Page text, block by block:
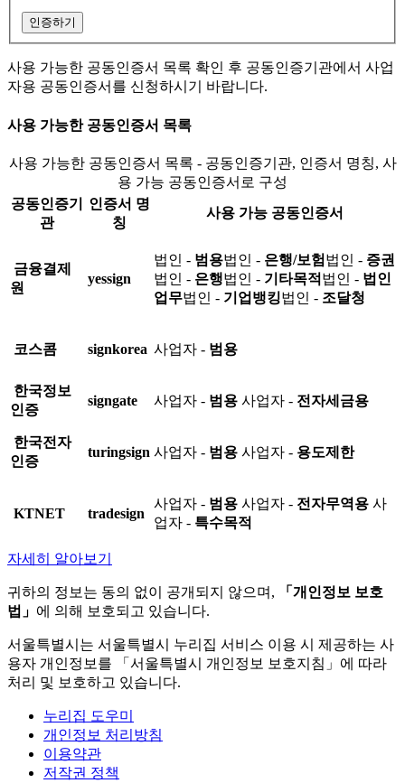
인증하기
사용 가능한 공동인증서 목록 확인 후 공동인증기관에서 사업
자용 공동인증서를 신청하시기 바랍니다.
사용 가능한 공동인증서 목록
사용 가능한 공동인증서 목록 - 공동인증기관, 인증서 명칭, 사
용 가능 공동인증서로 구성
공동인증기
관
인증서 명
칭
사용 가능 공동인증서
금융결제
원
yessign
법인 - 범용법인 - 은행/보험 법인 - 증권
법인 - 은행법인 - 기타목적 법인 - 법인
업무법인 - 기업뱅킹법인 - 조달청
코스콤 signkorea 사업자 - 범용
한국정보
인증
signgate 사업자 - 범용 사업자 - 전자세금용
한국전자
인증
turingsign 사업자 - 범용 사업자 - 용도제한
KTNET tradesign
사업자 - 범용 사업자 - 전자무역용 사
업자 - 특수목적
자세히 알아보기
귀하의 정보는 동의 없이 공개되지 않으며,
「개인정보 보호
법」 에 의해 보호되고 있습니다.
서울특별시는 서울특별시 누리집 서비스 이용 시 제공하는 사
용자 개인정보를 「서울특별시 개인정보 보호지침」에 따라
처리 및 보호하고 있습니다.
누리집 도우미
개인정보 처리방침
이용약관
저작권 정책